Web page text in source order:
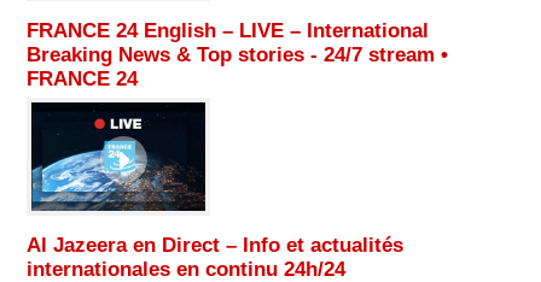
FRANCE 24 English – LIVE – International
Breaking News & Top stories - 24/7 stream •
FRANCE 24
Al Jazeera en Direct – Info et actualités
internationales en continu 24h/24